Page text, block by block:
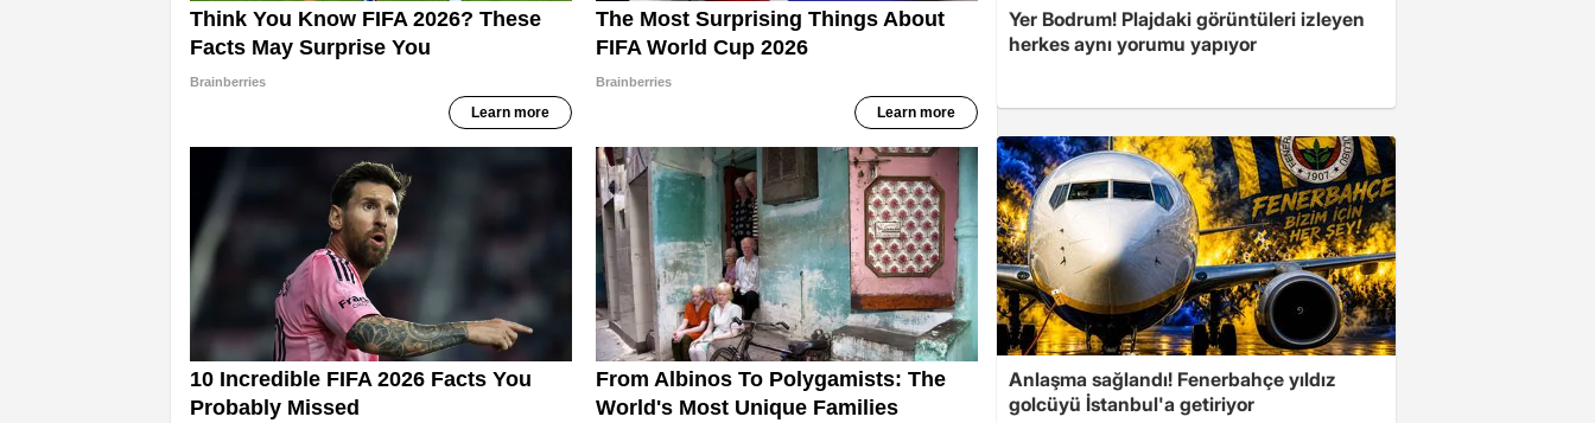
Yer Bodrum! Plajdaki görüntüleri izleyen
herkes aynı yorumu yapıyor
Anlaşma sağlandı! Fenerbahçe yıldız
golcüyü İstanbul'a getiriyor